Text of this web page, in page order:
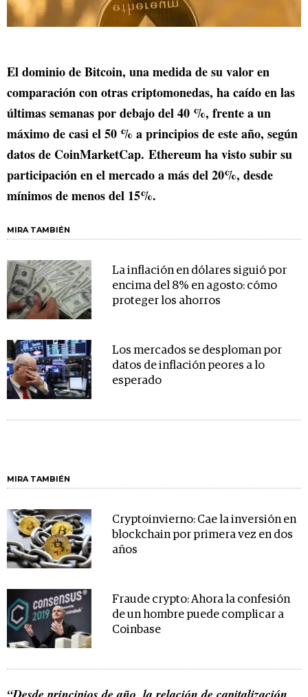
El dominio de Bitcoin, una medida de su valor en
comparación con otras criptomonedas, ha caído en las
últimas semanas por debajo del 40 %, frente a un
máximo de casi el 50 % a principios de este año, según
datos de CoinMarketCap. Ethereum ha visto subir su
participación en el mercado a más del 20%, desde
mínimos de menos del 15%.
MIRA TAMBIÉN
La inflación en dólares siguió por
encima del 8% en agosto: cómo
proteger los ahorros
Los mercados se desploman por
datos de inflación peores a lo
esperado
MIRA TAMBIÉN
Cryptoinvierno: Cae la inversión en
blockchain por primera vez en dos
años
Fraude crypto: Ahora la confesión
de un hombre puede complicar a
Coinbase